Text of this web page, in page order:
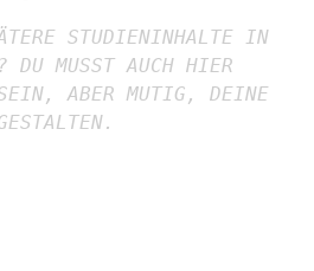
STUDIENINHALTE IN
DU MUSST AUCH HIER
ABER MUTIG, DEINE